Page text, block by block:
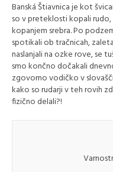
Banská Štiavnica je kot
so v preteklosti kopali
kopanjem srebra. Po
spotikali ob tračnicah,
naslanjali na ozke rove, se
smo končno dočakali
zgovorno vodičko v
kako so rudarji v teh rovih
fizično delali?!